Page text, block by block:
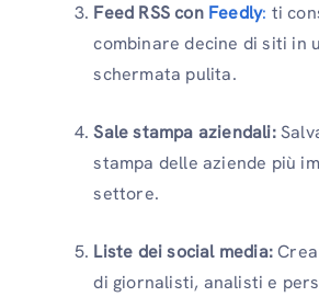
Feed RSS con Feedly: ti
combinare decine di siti in
schermata pulita.
Sale stampa aziendali:
stampa delle aziende più
settore.
Liste dei social media:
di giornalisti, analisti e